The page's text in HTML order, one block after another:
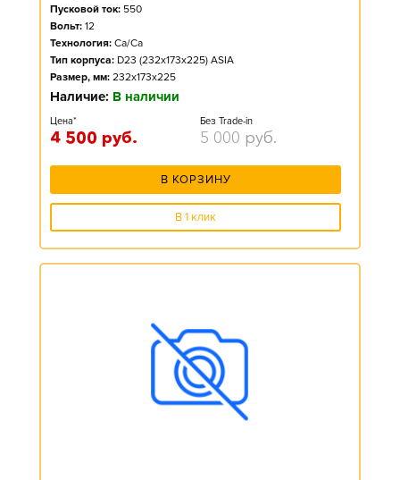
Пусковой ток: 550
Вольт: 12
Технология: Ca/Ca
Тип корпуса: D23 (232x173x225) ASIA
Размер, мм: 232x173x225
Наличие: В наличии
Цена*
4 500 руб.
Без Trade-in
5 000 руб.
В КОРЗИНУ
В 1 клик